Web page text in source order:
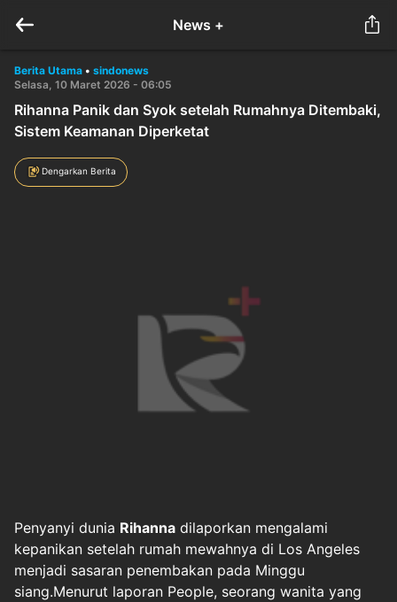
News +
Berita Utama • sindonews
Selasa, 10 Maret 2026 - 06:05
Rihanna Panik dan Syok setelah Rumahnya Ditembaki,
Sistem Keamanan Diperketat
Dengarkan Berita
Penyanyi dunia Rihanna dilaporkan mengalami
kepanikan setelah rumah mewahnya di Los Angeles
menjadi sasaran penembakan pada Minggu
siang.Menurut laporan People, seorang wanita yang